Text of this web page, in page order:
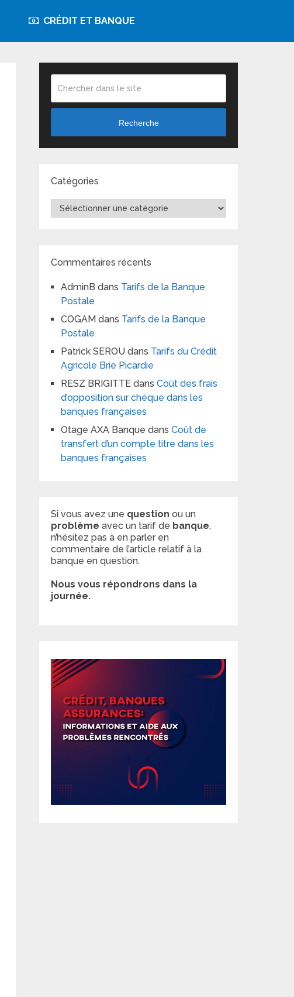
CRÉDIT ET BANQUE
Recherche
Catégories
Catégories
Commentaires récents
AdminB dans Tarifs de la Banque
Postale
COGAM dans Tarifs de la Banque
Postale
Patrick SEROU dans Tarifs du Crédit
Agricole Brie Picardie
RESZ BRIGITTE dansCoût des frais
d’opposition sur chèque dans les
banques françaises
Otage AXA Banque dansCoût de
transfert d’un compte titre dans les
banques françaises
Si vous avez une question ou un
problème avec un tarif de banque,
n’hésitez pas à en parler en
commentaire de l’article relatif à la
banque en question.
Nous vous répondrons dans la
journée.